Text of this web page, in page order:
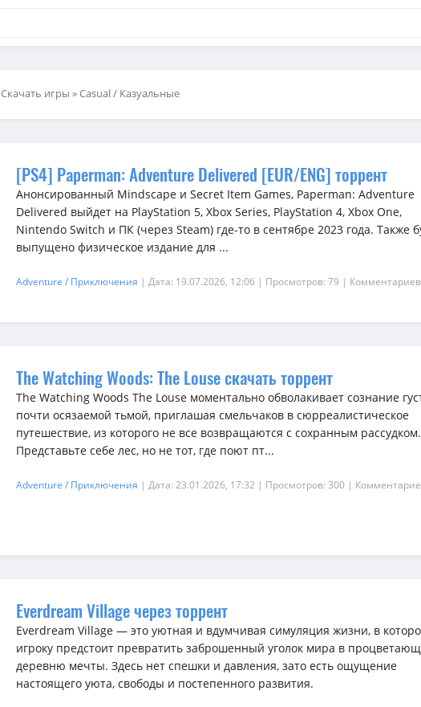
Скачать игры »Casual / Казуальные
[PS4] Paperman: Adventure Delivered [EUR/ENG] торрент
Анонсированный Mindscape и Secret Item Games, Paperman: Adventure
Delivered выйдет на PlayStation 5, Xbox Series, PlayStation 4, Xbox One,
Nintendo Switch и ПК (через Steam) где-то в сентябре 2023 года. Также
выпущено физическое издание для ...
Adventure / Приключения | Дата: 19.07.2026, 12:06 | Просмотров: 79 |
The Watching Woods: The Louse скачать торрент
The Watching Woods The Louse моментально обволакивает сознание
почти осязаемой тьмой, приглашая смельчаков в сюрреалистическое
путешествие, из которого не все возвращаются с сохранным рассудком.
Представьте себе лес, но не тот, где поют пт...
Adventure / Приключения | Дата: 23.01.2026, 17:32 | Просмотров: 300 |
Everdream Village через торрент
Everdream Village — это уютная и вдумчивая симуляция жизни, в
игроку предстоит превратить заброшенный уголок мира в
деревню мечты. Здесь нет спешки и давления, зато есть ощущение
настоящего уюта, свободы и постепенного развития.